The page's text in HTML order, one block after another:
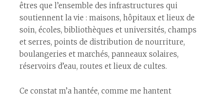
êtres que l’ensemble des infrastructures qui
soutiennent la vie : maisons, hôpitaux et lieux de
soin, écoles, bibliothèques et universités, champs
et serres, points de distribution de nourriture,
boulangeries et marchés, panneaux solaires,
réservoirs d’eau, routes et lieux de cultes.
Ce constat m’a hantée, comme me hantent